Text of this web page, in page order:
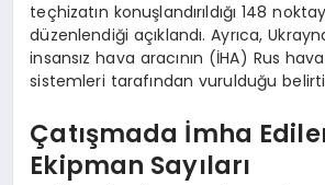
teçhizatın konuşlandırıldığı 148
düzenlendiği açıklandı. Ayrıca,
insansız hava aracının (İHA) Rus
sistemleri tarafından vurulduğu
Çatışmada İmha
Ekipman Sayıları